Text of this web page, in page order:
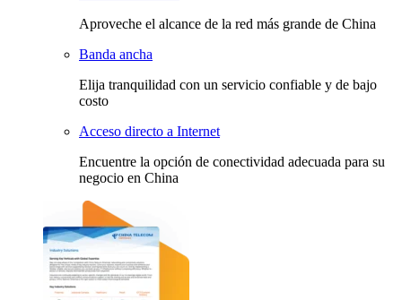
Aproveche el alcance de la red más grande de China
Banda ancha
Elija tranquilidad con un servicio confiable y de bajo
costo
Acceso directo a Internet
Encuentre la opción de conectividad adecuada para su
negocio en China